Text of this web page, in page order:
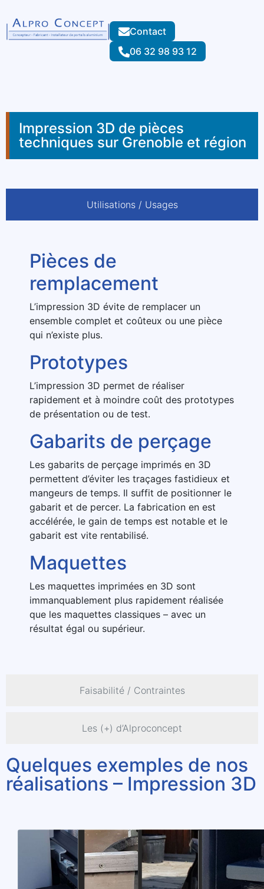
Contact
06 32 98 93 12
Impression 3D de pièces
techniques sur Grenoble et région
Utilisations / Usages
Faisabilité / Contraintes
Les (+) d’Alproconcept
Pièces de
remplacement
L’impression 3D évite de remplacer un
ensemble complet et coûteux ou une pièce
qui n’existe plus.
Prototypes
L’impression 3D permet de réaliser
rapidement et à moindre coût des prototypes
de présentation ou de test.
Gabarits de perçage
Les gabarits de perçage imprimés en 3D
permettent d’éviter les traçages fastidieux et
mangeurs de temps. Il suffit de positionner le
gabarit et de percer. La fabrication en est
accélérée, le gain de temps est notable et le
gabarit est vite rentabilisé.
Maquettes
Les maquettes imprimées en 3D sont
immanquablement plus rapidement réalisée
que les maquettes classiques – avec un
résultat égal ou supérieur.
Quelques exemples de nos
réalisations – Impression 3D